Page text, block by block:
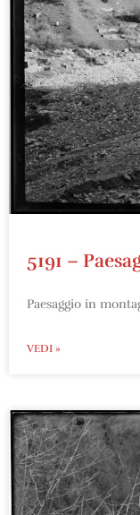
5191 –
Paesaggio in
VEDI »